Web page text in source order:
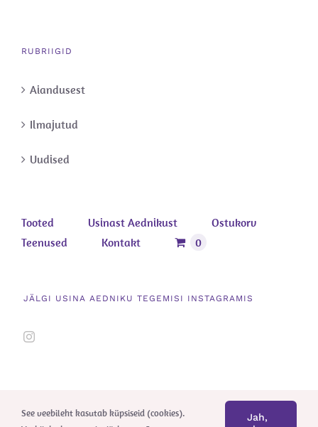
RUBRIIGID
Aiandusest
Ilmajutud
Uudised
Tooted Usinast Aednikust
Ostukorv
Teenused
Kontakt 0
JÄLGI USINA AEDNIKU TEGEMISI INSTAGRAMIS
See veebileht kasutab küpsiseid (cookies).
Jah,